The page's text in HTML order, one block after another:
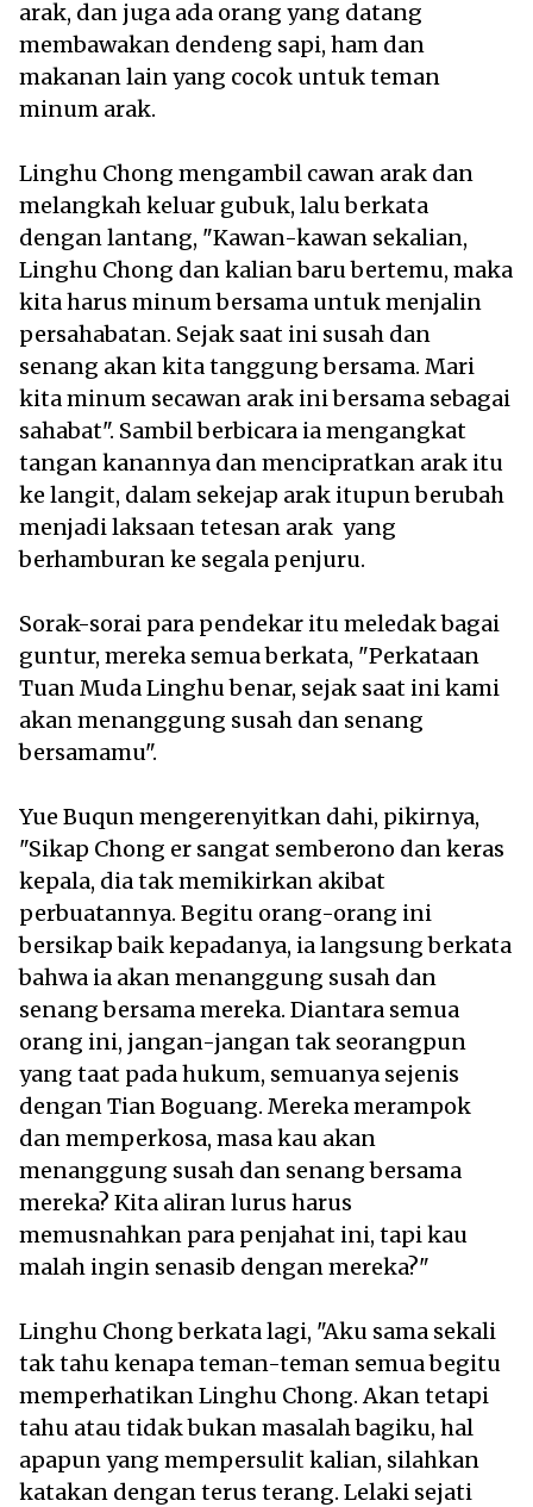
arak, dan juga ada orang yang datang
membawakan dendeng sapi, ham dan
makanan lain yang cocok untuk teman
minum arak.
Linghu Chong mengambil cawan arak dan
melangkah keluar gubuk, lalu berkata
dengan lantang, "Kawan-kawan sekalian,
Linghu Chong dan kalian baru bertemu, maka
kita harus minum bersama untuk menjalin
persahabatan. Sejak saat ini susah dan
senang akan kita tanggung bersama. Mari
kita minum secawan arak ini bersama sebagai
sahabat". Sambil berbicara ia mengangkat
tangan kanannya dan mencipratkan arak itu
ke langit, dalam sekejap arak itupun berubah
menjadi laksaan tetesan arak yang
berhamburan ke segala penjuru.
Sorak-sorai para pendekar itu meledak bagai
guntur, mereka semua berkata, "Perkataan
Tuan Muda Linghu benar, sejak saat ini kami
akan menanggung susah dan senang
bersamamu".
Yue Buqun mengerenyitkan dahi, pikirnya,
"Sikap Chong er sangat semberono dan keras
kepala, dia tak memikirkan akibat
perbuatannya. Begitu orang-orang ini
bersikap baik kepadanya, ia langsung berkata
bahwa ia akan menanggung susah dan
senang bersama mereka. Diantara semua
orang ini, jangan-jangan tak seorangpun
yang taat pada hukum, semuanya sejenis
dengan Tian Boguang. Mereka merampok
dan memperkosa, masa kau akan
menanggung susah dan senang bersama
mereka? Kita aliran lurus harus
memusnahkan para penjahat ini, tapi kau
malah ingin senasib dengan mereka?"
Linghu Chong berkata lagi, "Aku sama sekali
tak tahu kenapa teman-teman semua begitu
memperhatikan Linghu Chong. Akan tetapi
tahu atau tidak bukan masalah bagiku, hal
apapun yang mempersulit kalian, silahkan
katakan dengan terus terang. Lelaki sejati